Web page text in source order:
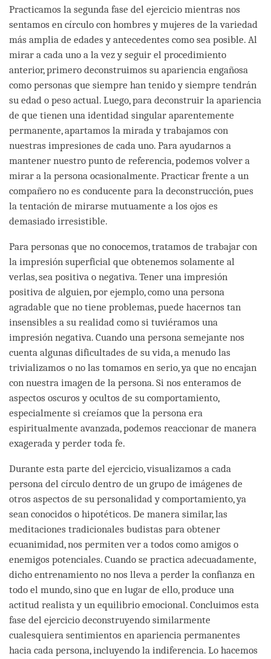
Practicamos la segunda fase del ejercicio mientras nos
sentamos en círculo con hombres y mujeres de la variedad
más amplia de edades y antecedentes como sea posible. Al
mirar a cada uno a la vez y seguir el procedimiento
anterior, primero deconstruimos su apariencia engañosa
como personas que siempre han tenido y siempre tendrán
su edad o peso actual. Luego, para deconstruir la apariencia
de que tienen una identidad singular aparentemente
permanente, apartamos la mirada y trabajamos con
nuestras impresiones de cada uno. Para ayudarnos a
mantener nuestro punto de referencia, podemos volver a
mirar a la persona ocasionalmente. Practicar frente a un
compañero no es conducente para la deconstrucción, pues
la tentación de mirarse mutuamente a los ojos es
demasiado irresistible.
Para personas que no conocemos, tratamos de trabajar con
la impresión superficial que obtenemos solamente al
verlas, sea positiva o negativa. Tener una impresión
positiva de alguien, por ejemplo, como una persona
agradable que no tiene problemas, puede hacernos tan
insensibles a su realidad como si tuviéramos una
impresión negativa. Cuando una persona semejante nos
cuenta algunas dificultades de su vida, a menudo las
trivializamos o no las tomamos en serio, ya que no encajan
con nuestra imagen de la persona. Si nos enteramos de
aspectos oscuros y ocultos de su comportamiento,
especialmente si creíamos que la persona era
espiritualmente avanzada, podemos reaccionar de manera
exagerada y perder toda fe.
Durante esta parte del ejercicio, visualizamos a cada
persona del círculo dentro de un grupo de imágenes de
otros aspectos de su personalidad y comportamiento, ya
sean conocidos o hipotéticos. De manera similar, las
meditaciones tradicionales budistas para obtener
ecuanimidad, nos permiten ver a todos como amigos o
enemigos potenciales. Cuando se practica adecuadamente,
dicho entrenamiento no nos lleva a perder la confianza en
todo el mundo, sino que en lugar de ello, produce una
actitud realista y un equilibrio emocional. Concluimos esta
fase del ejercicio deconstruyendo similarmente
cualesquiera sentimientos en apariencia permanentes
hacia cada persona, incluyendo la indiferencia. Lo hacemos